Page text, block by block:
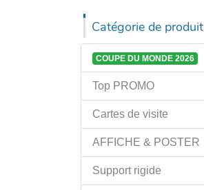
Catégorie de produit
COUPE DU MONDE 2026
Top PROMO
Cartes de visite
AFFICHE & POSTER
Support rigide